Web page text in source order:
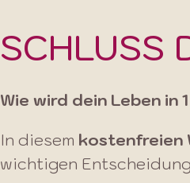
SCHLUSS
Wie wird dein Leben in
In diesem kostenfreien
wichtigen